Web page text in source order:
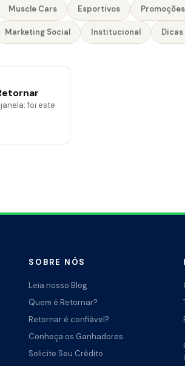
Muscle Cars Esportivos Promoções
Marketing Social Institucional Dicas
foi este
SOBRE NÓS
Leia nosso Blog
Quem é Retornar?
Retornar é confiável?
Conheça os Ganhadores
Solicite Seu Crédito